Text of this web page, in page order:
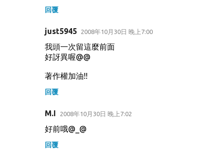
回覆
just5945 2008年10月30日 晚上7:00
我頭一次留這麼前面
好訝異喔@@
著作權加油!!
回覆
M.I 2008年10月30日 晚上7:02
好前哦@_@
回覆